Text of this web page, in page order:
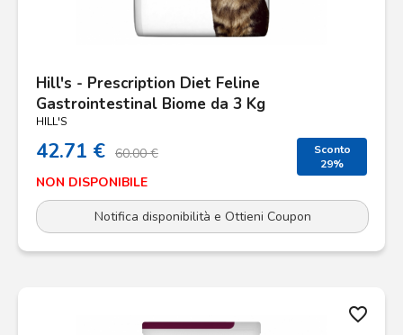
Hill's - Prescription Diet Feline
Gastrointestinal Biome da 3 Kg
HILL'S
42.71 € 60.00 €
Sconto
29%
NON DISPONIBILE
Notifica disponibilità e Ottieni Coupon
favorite_border